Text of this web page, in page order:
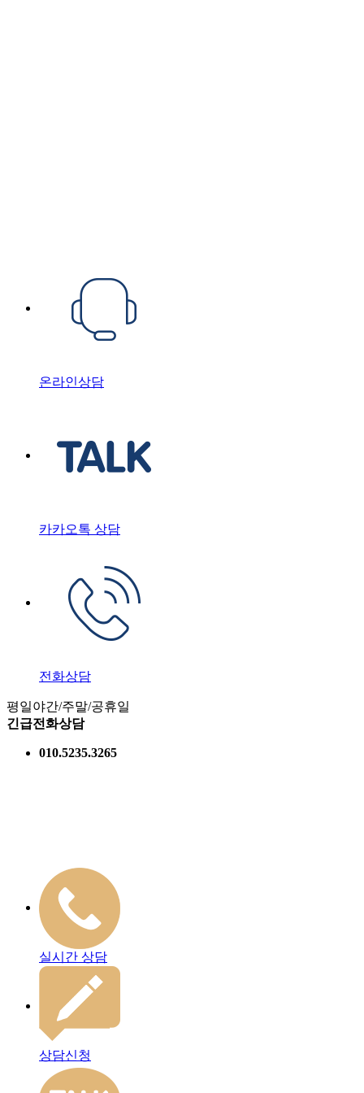
온라인상담
카카오톡 상담
전화상담
평일야간/주말/공휴일
긴급전화상담
010.5235.3265
실시간 상담
상담신청